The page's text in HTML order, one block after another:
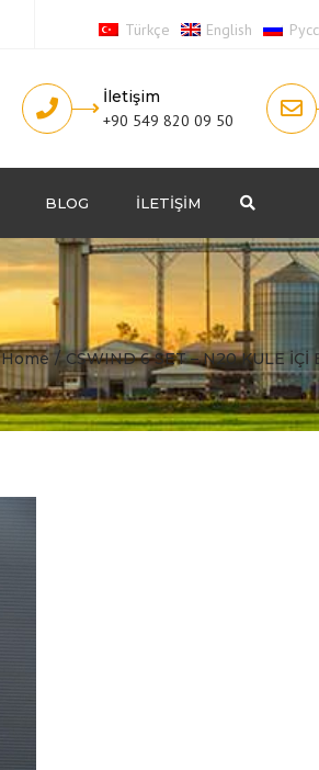
Türkçe English
İletişim
+90 549 820 09 50
BLOG İLETIŞIM
Home CSWIND 6 SET – N20 KULE İÇİ